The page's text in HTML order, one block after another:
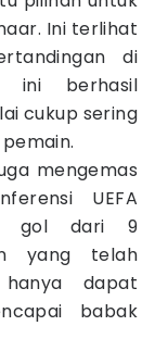
Ini terlihat
di
ini berhasil
cukup sering
mengemas
UEFA
1 gol dari 9
yang telah
dapat
babak